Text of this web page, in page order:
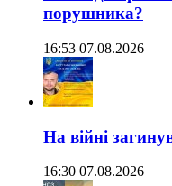
порушника?
16:53 07.08.2026
На війні
16:30 07.08.2026